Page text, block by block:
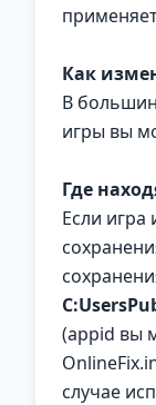
Как
В
игры вы
Где
Если игра
(appid вы
случае